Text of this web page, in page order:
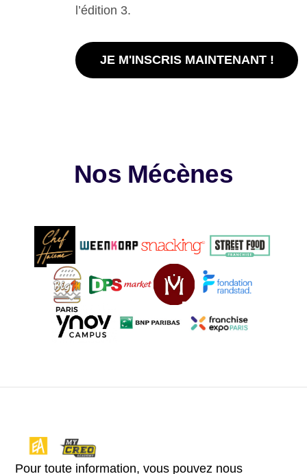
l’édition 3.
JE M'INSCRIS MAINTENANT !
Nos Mécènes
Pour toute information, vous pouvez nous